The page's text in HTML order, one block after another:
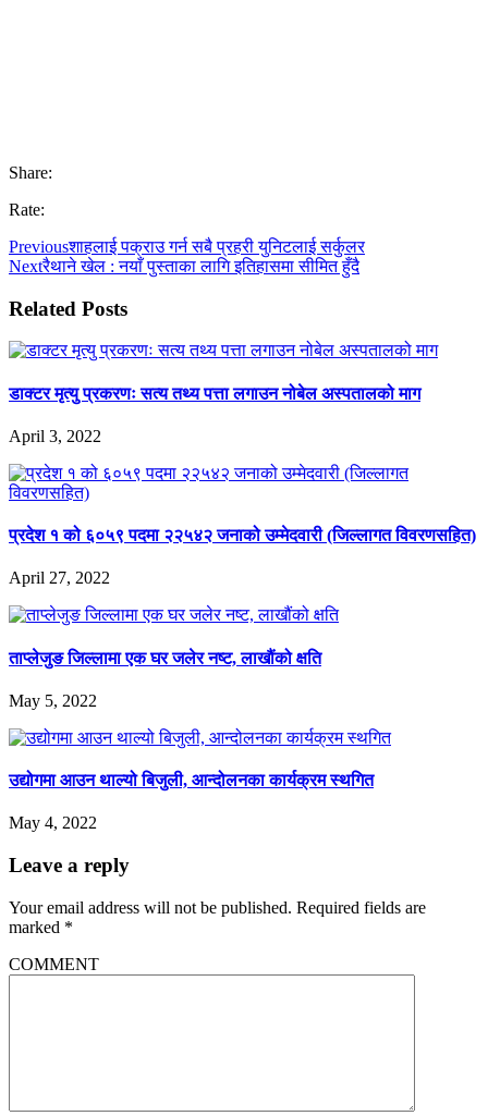
Share:
Rate:
Previousशाहलाई पक्राउ गर्न सबै प्रहरी युनिटलाई सर्कुलर
Nextरैथाने खेल : नयाँ पुस्ताका लागि इतिहासमा सीमित हुँदै
Related Posts
डाक्टर मृत्यु प्रकरणः सत्य तथ्य पत्ता लगाउन नोबेल अस्पतालको माग
April 3, 2022
प्रदेश १ को ६०५९ पदमा २२५४२ जनाको उम्मेदवारी (जिल्लागत विवरणसहित)
April 27, 2022
ताप्लेजुङ जिल्लामा एक घर जलेर नष्ट, लाखौंको क्षति
May 5, 2022
उद्योगमा आउन थाल्यो बिजुली, आन्दोलनका कार्यक्रम स्थगित
May 4, 2022
Leave a reply
Your email address will not be published. Required fields are
marked *
COMMENT